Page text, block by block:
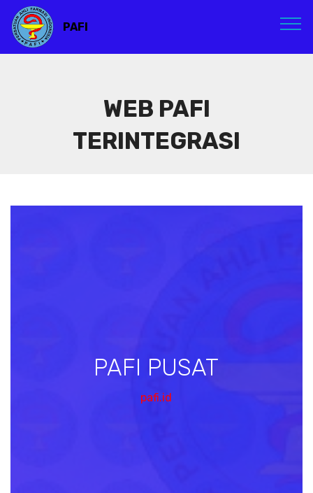
PAFI
WEB PAFI
TERINTEGRASI
PAFI PUSAT
pafi.id